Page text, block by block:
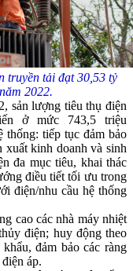
truyền tải đạt 30,53 tỷ
2022.
sản lượng tiêu thụ điện
ở mức 743,5 triệu
thống: tiếp tục đảm bảo
xuất kinh doanh và sinh
đa mục tiêu, khai thác
điều tiết tối ưu trong
điện/nhu cầu hệ thống
cao các nhà máy nhiệt
điện; huy động theo
đảm bảo các ràng
áp.